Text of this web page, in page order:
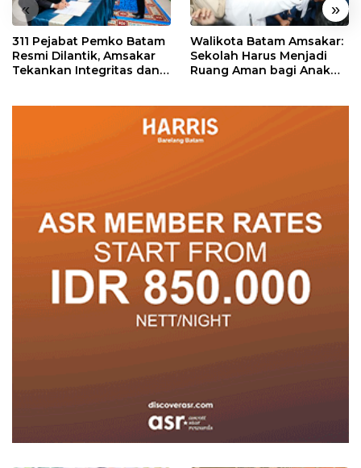
« »
311 Pejabat Pemko Batam
Resmi Dilantik, Amsakar
Tekankan Integritas dan
Walikota Batam Amsakar:
Sekolah Harus Menjadi
Ruang Aman bagi Anak